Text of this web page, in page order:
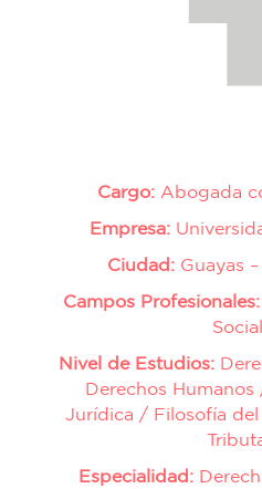
Cargo: Abogada
Empresa:
Ciudad: Guayas
Campos Profesionales:
Nivel de Estudios:
Derechos
Jurídica / Filosofía
Especialidad: